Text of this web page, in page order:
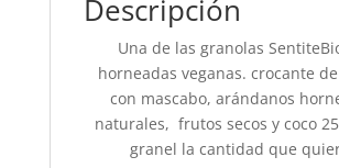
Descripción
Una de las granolas
horneadas veganas. crocante
con mascabo, arándanos
naturales, frutos secos y coco
granel la cantidad que